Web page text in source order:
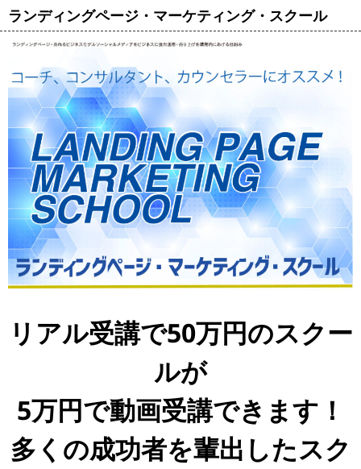
ランディングページ・マーケティング・スクール
リアル受講で50万円のスクー
ルが
5万円で動画受講できます！
多くの成功者を輩出したスク